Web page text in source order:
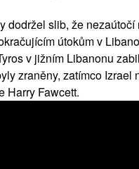
dodržel slib, že nezaútočí
útokům v
v jižním Libanonu
zraněny, zatímco Izrael
Harry Fawcett.